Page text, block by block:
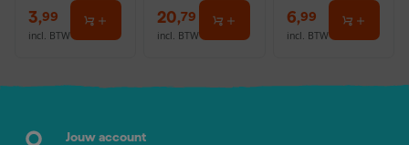
3,99
incl. BTW
20,79
incl. BTW
6,99
incl. BTW
Jouw account